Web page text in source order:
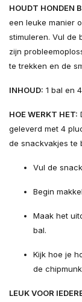
HOUDT HONDEN
een leuke manier
stimuleren. Vul de
zijn
te trekken en de
INHOUD: 1 bal en
HOE WERKT HET:
geleverd met 4
de snackvakjes te
Vul de
Begin
Maak het
bal.
Kijk hoe je
de
LEUK VOOR